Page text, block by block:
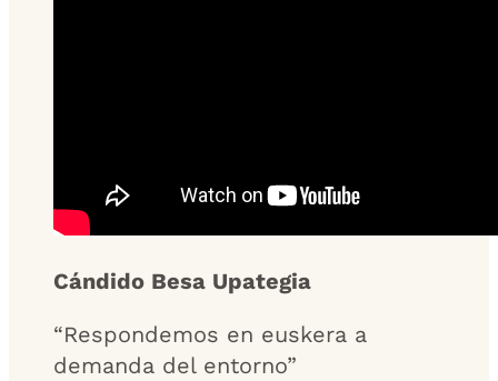
Cándido Besa Upategia
“Respondemos en euskera a
demanda del entorno”